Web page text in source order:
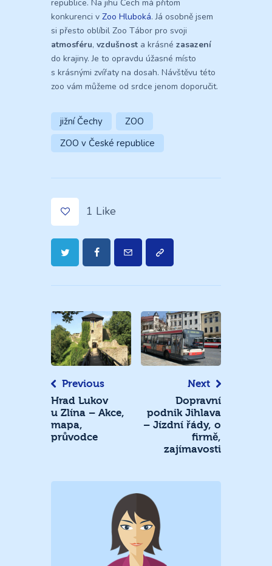
republice. Na jihu Čech má přitom
konkurenci v Zoo Hluboká. Já osobně jsem
si přesto oblíbil Zoo Tábor pro svoji
atmosféru, vzdušnost a krásné zasazení
do krajiny. Je to opravdu úžasné místo
s krásnými zvířaty na dosah. Návštěvu této
zoo vám můžeme od srdce jenom doporučit.
jižní Čechy
ZOO
ZOO v České republice
1 Like
Navigace
pro
příspěvek
Previous
Hrad Lukov
u Zlína – Akce,
mapa,
průvodce
Next
Dopravní
podnik Jihlava
– Jízdní řády, o
firmě,
zajímavosti